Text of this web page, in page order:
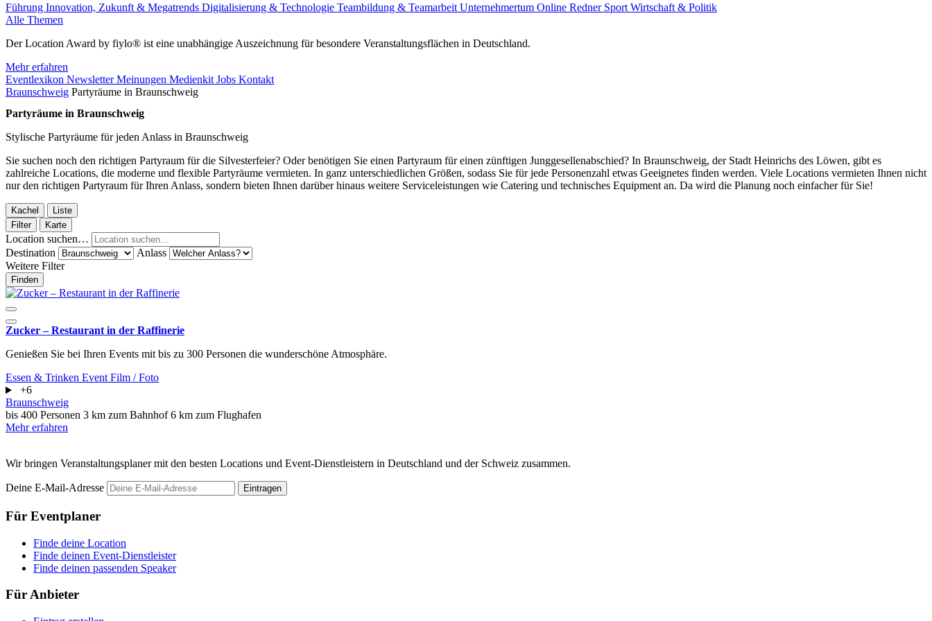
Führung Innovation, Zukunft & Megatrends Digitalisierung & Technologie Teambildung & Teamarbeit Unternehmertum Online Redner Sport Wirtschaft & Politik
Alle Themen
Der Location Award by fiylo® ist eine unabhängige Auszeichnung für besondere Veranstaltungsflächen in Deutschland.
Mehr erfahren
Eventlexikon NewsletterMeinungen Medienkit Jobs Kontakt
Braunschweig Partyräume in Braunschweig
Partyräume in Braunschweig
Stylische Partyräume für jeden Anlass in Braunschweig
Sie suchen noch den richtigen Partyraum für die Silvesterfeier? Oder benötigen Sie einen Partyraum für einen zünftigen Junggesellenabschied? In Braunschweig, der Stadt Heinrichs des Löwen, gibt es
zahlreiche Locations, die moderne und flexible Partyräume vermieten. In ganz unterschiedlichen Größen, sodass Sie für jede Personenzahl etwas Geeignetes finden werden. Viele Locations vermieten Ihnen nicht
nur den richtigen Partyraum für Ihren Anlass, sondern bieten Ihnen darüber hinaus weitere Serviceleistungen wie Catering und technisches Equipment an. Da wird die Planung noch einfacher für Sie!
Kachel
Liste
Filter
Karte
Location suchen…
Destination
Anlass
Weitere Filter
Finden
Zucker – Restaurant in der Raffinerie
Genießen Sie bei Ihren Events mit bis zu 300 Personen die wunderschöne Atmosphäre.
Essen & Trinken Event Film / Foto
+6
Braunschweig
bis 400 Personen 3 km zum Bahnhof6 km zum Flughafen
Mehr erfahren
Wir bringen Veranstaltungsplaner mit den besten Locations und Event-Dienstleistern in Deutschland und der Schweiz zusammen.
Deine E-Mail-Adresse Eintragen
Für Eventplaner
Finde deine Location
Finde deinen Event-Dienstleister
Finde deinen passenden Speaker
Für Anbieter